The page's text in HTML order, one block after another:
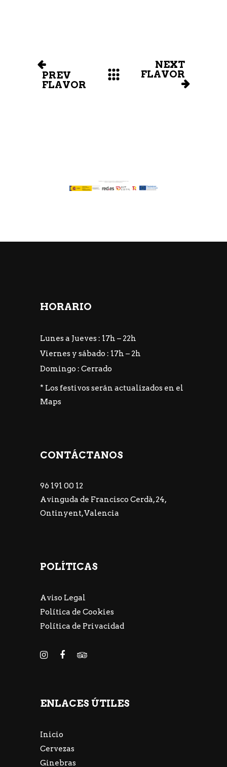
PREV
FLAVOR
NEXT
FLAVOR
HORARIO
Lunes a Jueves : 17h – 22h
Viernes y sábado : 17h – 2h
Domingo : Cerrado
* Los festivos serán actualizados en el
Maps
CONTÁCTANOS
96 191 00 12
Avinguda de Francisco Cerdà, 24,
Ontinyent, Valencia
POLÍTICAS
Aviso Legal
Política de Cookies
Política de Privacidad
ENLACES ÚTILES
Inicio
Cervezas
Ginebras